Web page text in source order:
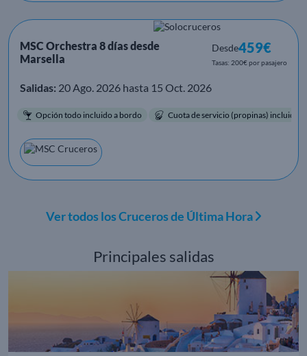
MSC Orchestra 8 días desde
Marsella
Desde459€
Tasas: 200€ por pasajero
Salidas: 20 Ago. 2026 hasta 15 Oct. 2026
Opción todo incluido a bordo Cuota de servicio (propinas) incluida.
Ver todos los Cruceros de Última Hora
Principales salidas